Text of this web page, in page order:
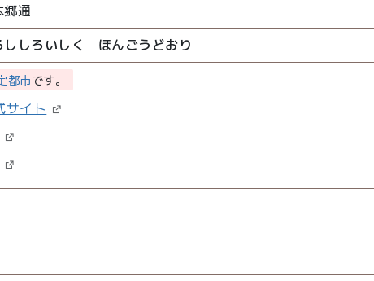
郷通
しろいしく ほんごうどおり
都市です。
サイト